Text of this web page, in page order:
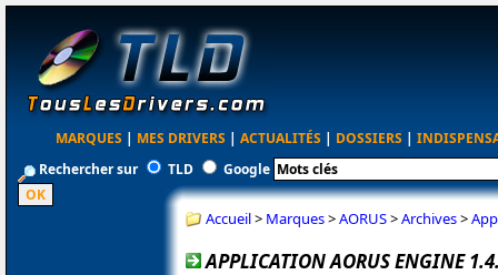
MARQUES | MES DRIVERS | ACTUALITÉS | DOSSIERS |
Rechercher sur
TLD Google
Accueil> Marques>AORUS>Archives>
APPLICATION AORUS ENGINE